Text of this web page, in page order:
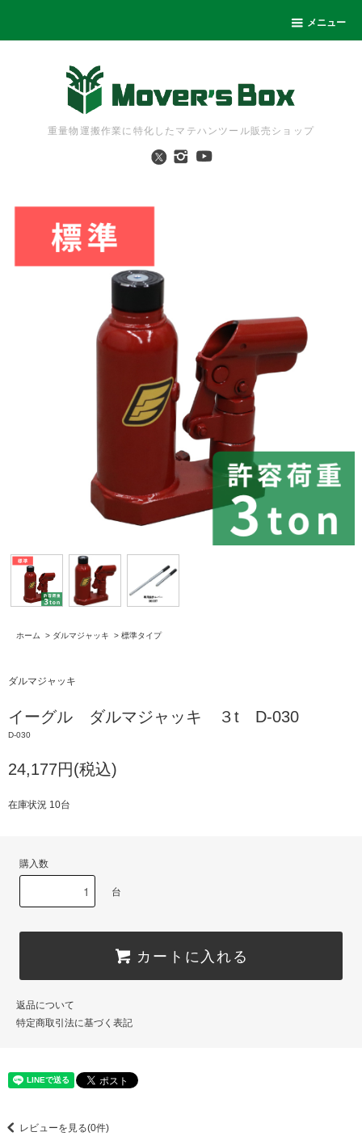
メニュー
重量物運搬作業に特化したマテハンツール販売ショップ
ホーム > ダルマジャッキ > 標準タイプ
ダルマジャッキ
イーグル ダルマジャッキ ３t D-030
D-030
24,177円(税込)
在庫状況 10台
購入数
台
カートに入れる
返品について
特定商取引法に基づく表記
レビューを見る(0件)